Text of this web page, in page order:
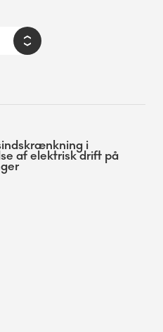
i
af elektrisk drift på